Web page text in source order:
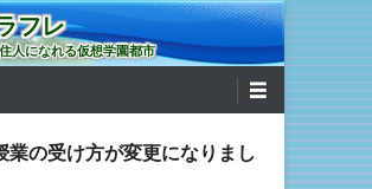
フレ
人になれる仮想学園都市
業の受け方が変更になりまし